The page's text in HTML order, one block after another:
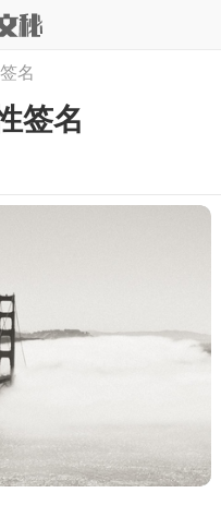
签名
签名